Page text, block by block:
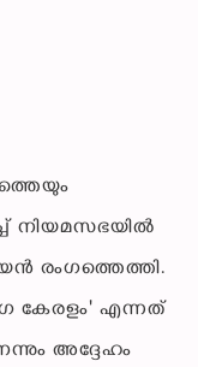
നിയമസഭയിൽ
രംഗത്തെത്തി.
കേരളം' എന്നത്
അദ്ദേഹം